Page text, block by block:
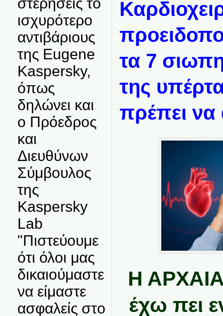
ισχυρότερο
αντιβάριους
της Eugene
Kaspersky,
όπως
δηλώνει και
ο Πρόεδρος
και
Διευθύνων
Σύμβουλος
της
Kaspersky
Lab
"Πιστεύουμε
ότι όλοι μας
δικαιούμαστε
να είμαστε
ασφαλείς στο
τα 7
της
πρέπει να
Η
έχω πει